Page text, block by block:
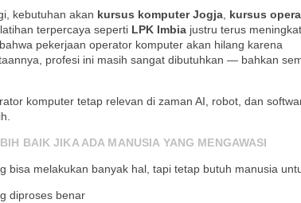
kebutuhan akan kursus komputer Jogja kursus
terpercaya seperti LPK Imbia justru terus meningkat.
pekerjaan operator komputer akan hilang karena
profesi ini masih sangat dibutuhkan — bahkan
komputer tetap relevan di zaman AI, robot, dan
BAIK JIKA ADA MANUSIA YANG MENGAWASI
bisa melakukan banyak hal, tapi tetap butuh manusia
diproses benar